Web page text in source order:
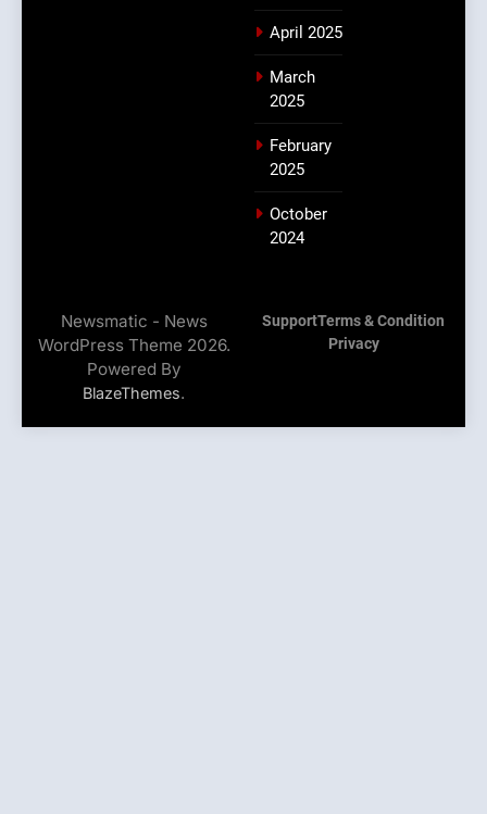
April 2025
March
2025
February
2025
October
2024
Newsmatic - News
WordPress Theme 2026.
Powered By
BlazeThemes.
SupportTerms & Condition
Privacy